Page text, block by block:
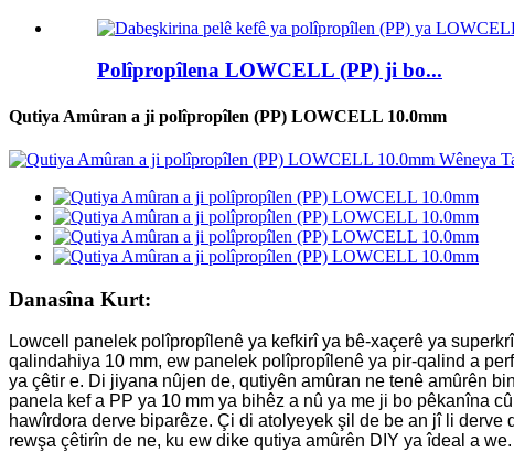
Polîpropîlena LOWCELL (PP) ji bo...
Qutiya Amûran a ji polîpropîlen (PP) LOWCELL 10.0mm
Danasîna Kurt:
Lowcell panelek polîpropîlenê ya kefkirî ya bê-xaçerê ya
qalindahiya 10 mm, ew panelek polîpropîlenê ya pir-qalind a
ya çêtir e. Di jiyana nûjen de, qutiyên amûran ne tenê amûrên
panela kef a PP ya 10 mm ya bihêz a nû ya me ji bo pêkanîna
hawîrdora derve biparêze. Çi di atolyeyek şil de be an jî li
rewşa çêtirîn de ne, ku ew dike qutiya amûrên DIY ya îdeal a we.